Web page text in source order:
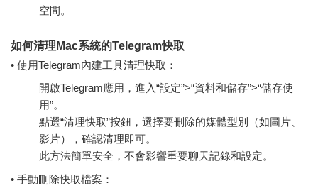
空間。
如何清理Mac系統的Telegram快取
• 使用Telegram內建工具清理快取：
開啟Telegram應用，進入“設定”>“資料和儲存”>“儲存使
用”。
點選“清理快取”按鈕，選擇要刪除的媒體型別（如圖片、
影片），確認清理即可。
此方法簡單安全，不會影響重要聊天記錄和設定。
• 手動刪除快取檔案：